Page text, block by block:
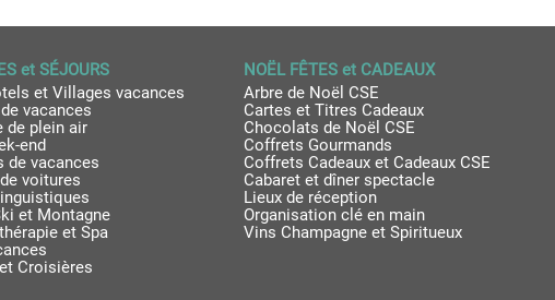
et SÉJOURS NOËL FÊTES et CADEAUX
et Villages vacances Arbre de Noël CSE
vacances Cartes et Titres Cadeaux
de plein air Chocolats de Noël CSE
end Coffrets Gourmands
de vacances Coffrets Cadeaux et Cadeaux CSE
voitures Cabaret et dîner spectacle
Lieux de réception
et Montagne Organisation clé en main
et Spa Vins Champagne et Spiritueux
Croisières